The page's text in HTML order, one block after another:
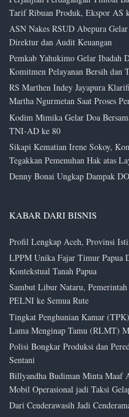
Tarif Ribuan Produk, Ekspor AS
ASN Nakes RSUD Abepura
Direktur dan Audit Keuangan
Pemkab Yahukimo Gelar Ibadah
Komitmen Pelayanan Bersih dan
RS Marthen Indey Jayapura
Martha Ngurmetan Saat Proses
Kodim Mimika Gelar Doa
TNI-AD ke 80
Sikapi Kematian Irene Sokoy,
Tegakkan Pemenuhan Hak atas
Denny Bonai Ungkap Dampak
KABAR DARI BISNIS
Profil Lengkap Aceh, Provinsi
LPPM Unika Fajar Timur Papua
Kontekstual Tanah Papua
Sambut Libur Nataru,
PELNI ke Semua Rute
Tingkat Penghunian Kamar
Lama Menginap Tamu (RLMT)
Polisi Bongkar Produksi dan
Sentani
Billyandha Budiman Minta Maaf
Mobil Operasional jadi Taksi
Dari Cenderawasih Jadi